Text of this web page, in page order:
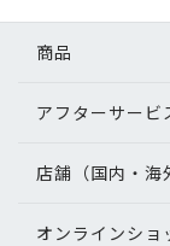
商品
アフターサービ
店舗（国内・海
オンラインショ